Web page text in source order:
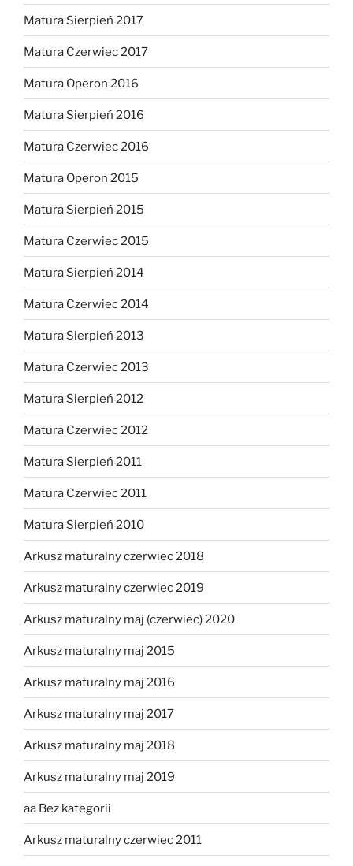
Matura Sierpień 2017
Matura Czerwiec 2017
Matura Operon 2016
Matura Sierpień 2016
Matura Czerwiec 2016
Matura Operon 2015
Matura Sierpień 2015
Matura Czerwiec 2015
Matura Sierpień 2014
Matura Czerwiec 2014
Matura Sierpień 2013
Matura Czerwiec 2013
Matura Sierpień 2012
Matura Czerwiec 2012
Matura Sierpień 2011
Matura Czerwiec 2011
Matura Sierpień 2010
Arkusz maturalny czerwiec 2018
Arkusz maturalny czerwiec 2019
Arkusz maturalny maj (czerwiec) 2020
Arkusz maturalny maj 2015
Arkusz maturalny maj 2016
Arkusz maturalny maj 2017
Arkusz maturalny maj 2018
Arkusz maturalny maj 2019
aa Bez kategorii
Arkusz maturalny czerwiec 2011